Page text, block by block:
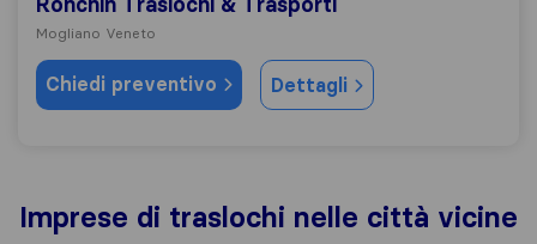
Mogliano Veneto
Chiedi preventivo Dettagli
Imprese di traslochi nelle città vicine